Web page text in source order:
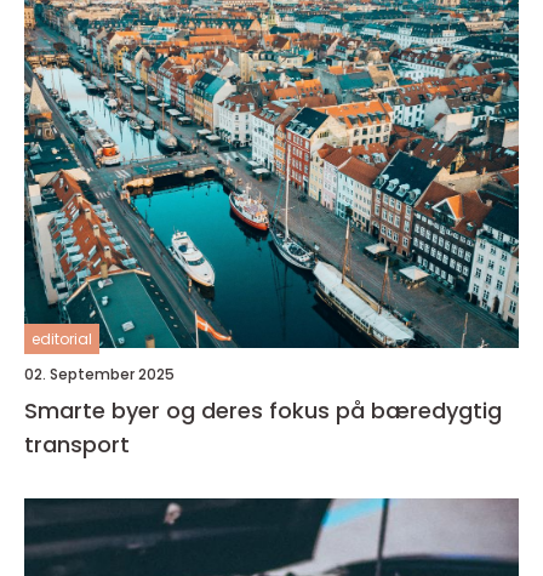
editorial
02. September 2025
Smarte byer og deres fokus på bæredygtig
transport